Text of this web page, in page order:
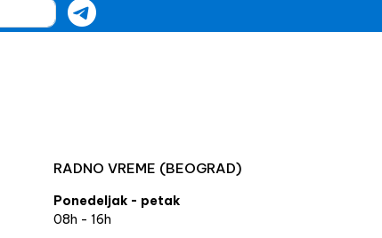
RADNO VREME (BEOGRAD)
Ponedeljak - petak
08h - 16h